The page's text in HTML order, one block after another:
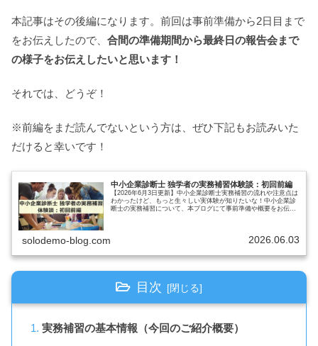
本記事はその後編になります。前回は事前準備から2日目まで
をお伝えしたので、 合間の準備期間から最終日の報告会まで
の様子をお伝えしたいと思います！
それでは、どうぞ！
※前編をまだ読んでないという方は、ぜひ下記もお読みいた
だけると幸いです！
中小企業診断士 独学者の実務補習体験談：初回前編
【2026年6月3日更新】中小企業診断士実務補習の流れや注意点は
わかったけど、もっと生々しい実体験が知りたいな！中小企業診
断士の実務補習について、本ブログにて事前準備や概要をお伝え
solodemo-blog.com 2026.06.03
目次
実務補習の基本情報（今回のご紹介概要）